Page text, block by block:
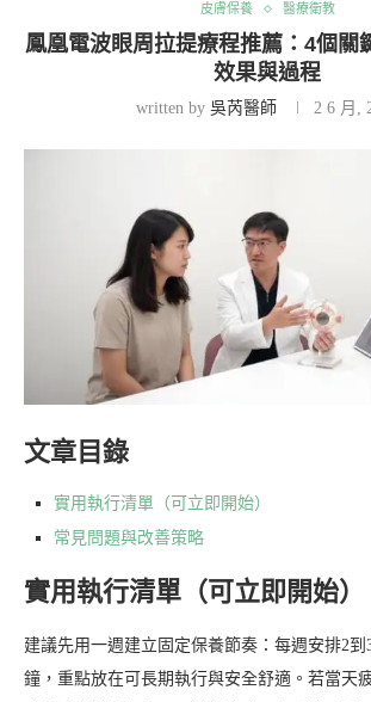
皮膚保養 醫療衛教
鳳凰電波眼周拉提療程推薦：4個關
效果與過程
written by 吳芮醫師 2 6 月,
文章目錄
實用執行清單（可立即開始）
常見問題與改善策略
實用執行清單（可立即開始）
建議先用一週建立固定保養節奏：每週安排2到
鐘，重點放在可長期執行與安全舒適。若當天